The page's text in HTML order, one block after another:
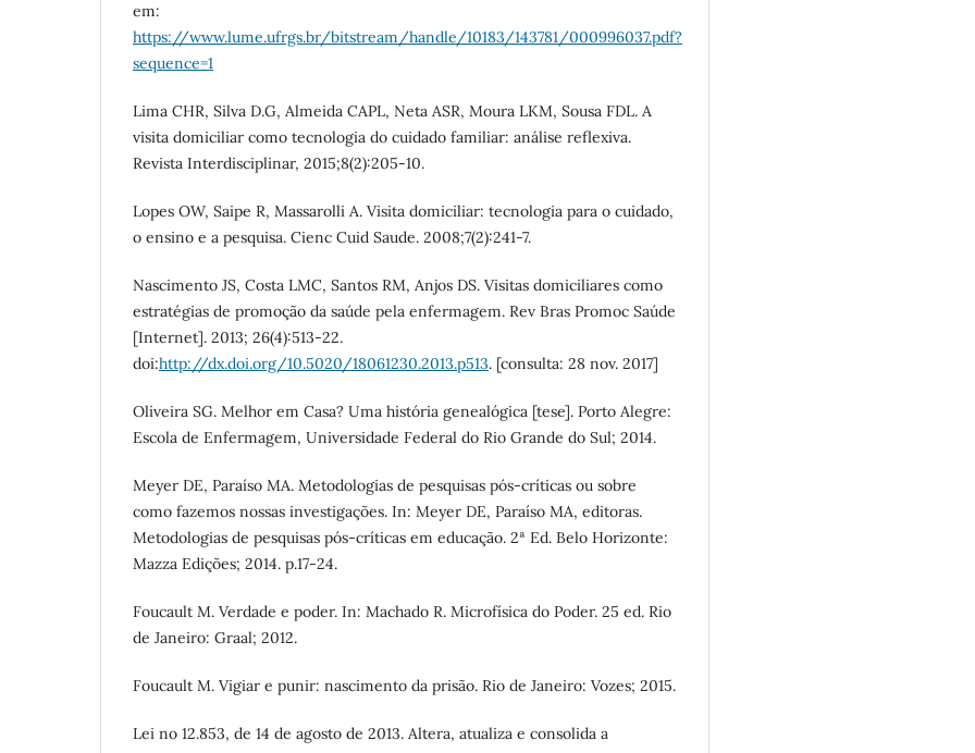
em:
https://www.lume.ufrgs.br/bitstream/handle/10183/143781/000996037.pdf?
sequence=1
Lima CHR, Silva D.G, Almeida CAPL, Neta ASR, Moura LKM, Sousa FDL. A
visita domiciliar como tecnologia do cuidado familiar: análise reflexiva.
Revista Interdisciplinar, 2015;8(2):205-10.
Lopes OW, Saipe R, Massarolli A. Visita domiciliar: tecnologia para o cuidado,
o ensino e a pesquisa. Cienc Cuid Saude. 2008;7(2):241-7.
Nascimento JS, Costa LMC, Santos RM, Anjos DS. Visitas domiciliares como
estratégias de promoção da saúde pela enfermagem. Rev Bras Promoc Saúde
[Internet]. 2013; 26(4):513-22.
doi:http://dx.doi.org/10.5020/18061230.2013.p513. [consulta: 28 nov. 2017]
Oliveira SG. Melhor em Casa? Uma história genealógica [tese]. Porto Alegre:
Escola de Enfermagem, Universidade Federal do Rio Grande do Sul; 2014.
Meyer DE, Paraíso MA. Metodologias de pesquisas pós-críticas ou sobre
como fazemos nossas investigações. In: Meyer DE, Paraíso MA, editoras.
Metodologias de pesquisas pós-críticas em educação. 2ª Ed. Belo Horizonte:
Mazza Edições; 2014. p.17-24.
Foucault M. Verdade e poder. In: Machado R. Microfísica do Poder. 25 ed. Rio
de Janeiro: Graal; 2012.
Foucault M. Vigiar e punir: nascimento da prisão. Rio de Janeiro: Vozes; 2015.
Lei no 12.853, de 14 de agosto de 2013. Altera, atualiza e consolida a